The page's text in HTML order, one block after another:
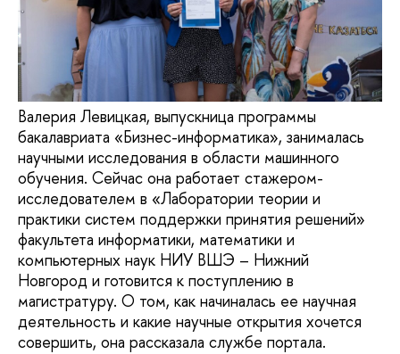
Валерия Левицкая, выпускница программы
бакалавриата «Бизнес-информатика», занималась
научными исследования в области машинного
обучения. Сейчас она работает стажером-
исследователем в «Лаборатории теории и
практики систем поддержки принятия решений»
факультета информатики, математики и
компьютерных наук НИУ ВШЭ – Нижний
Новгород и готовится к поступлению в
магистратуру. О том, как начиналась ее научная
деятельность и какие научные открытия хочется
совершить, она рассказала службе портала.